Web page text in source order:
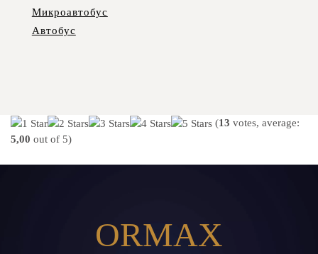
Микроавтобус
Автобус
(13 votes, average:
5,00 out of 5)
ORMAX